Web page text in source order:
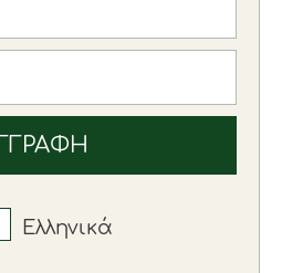
Ελληνικά